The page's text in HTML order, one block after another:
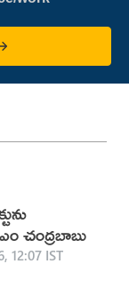
చంద్రబాబు
12:07 IST